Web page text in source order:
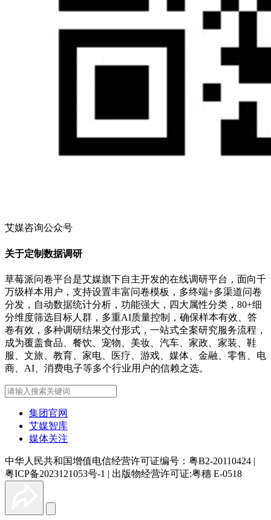
艾媒咨询公众号
关于定制数据调研
草莓派问卷平台是艾媒旗下自主开发的在线调研平台，面向千
万级样本用户，支持设置丰富问卷模板，多终端+多渠道问卷
分发，自动数据统计分析，功能强大，四大属性分类，80+细
分维度筛选目标人群，多重AI质量控制，确保样本有效、答
卷有效，多种调研结果交付形式，一站式全案研究服务流程，
成为覆盖食品、餐饮、宠物、美妆、汽车、家政、家装、鞋
服、文旅、教育、家电、医疗、游戏、媒体、金融、零售、电
商、AI、消费电子等多个行业用户的信赖之选。
集团官网
艾媒智库
媒体关注
中华人民共和国增值电信经营许可证编号：粤B2-20110424 |
粤ICP备2023121053号-1 | 出版物经营许可证:粤穗 E-0518